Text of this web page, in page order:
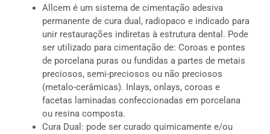
Allcem é um sistema de cimentação adesiva
permanente de cura dual, radiopaco e indicado para
unir restaurações indiretas à estrutura dental. Pode
ser utilizado para cimentação de: Coroas e pontes
de porcelana puras ou fundidas a partes de metais
preciosos, semi-preciosos ou não preciosos
(metalo-cerâmicas). Inlays, onlays, coroas e
facetas laminadas confeccionadas em porcelana
ou resina composta.
Cura Dual: pode ser curado quimicamente e/ou